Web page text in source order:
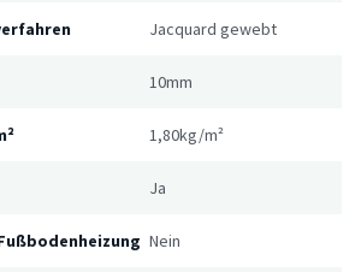
Jacquard gewebt
10mm
1,80kg/m²
Ja
Nein